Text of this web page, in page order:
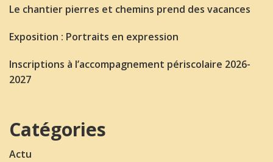
Le chantier pierres et chemins prend des vacances
Exposition : Portraits en expression
Inscriptions à l’accompagnement périscolaire 2026-
2027
Catégories
Actu